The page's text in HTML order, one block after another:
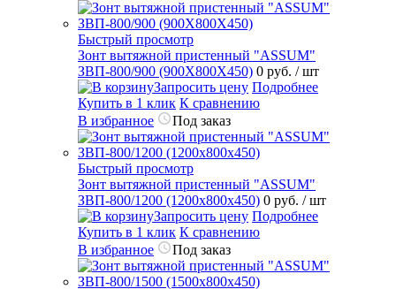
Быстрый просмотр
Зонт вытяжной пристенный "ASSUM"
ЗВП-800/900 (900Х800Х450) 0 руб. / шт
Запросить цену Подробнее
Купить в 1 клик К сравнению
В избранное
Под заказ
Быстрый просмотр
Зонт вытяжной пристенный "ASSUM"
ЗВП-800/1200 (1200х800х450) 0 руб. / шт
Запросить цену Подробнее
Купить в 1 клик К сравнению
В избранное
Под заказ